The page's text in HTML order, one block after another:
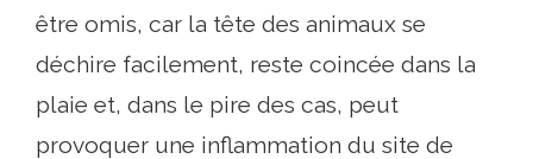
être omis, car la tête des animaux se
déchire facilement, reste coincée dans la
plaie et, dans le pire des cas, peut
provoquer une inflammation du site de